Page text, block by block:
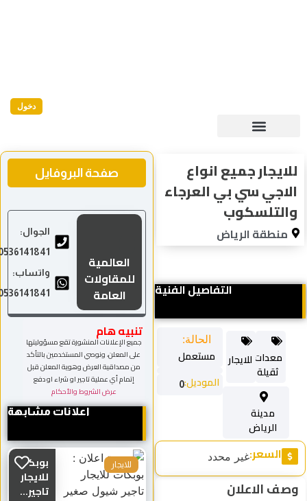
دخول
للايجار جميع انواع
الاجي سي بي العرجاء
والتلسكوب
منطقة الرياض
التفاصيل الفنية
الحالة:
مستعمل
الموديل:0
مدينة
الرياض
معدات
ثقيلة
للايجار
السعر:غير محدد
وصف الاعلان
صفحة البروفايل
العالمية
للمقاولات
العامة
الجوال:
0536141841
واتساب:
0536141841
تنبيه هام
جميع الإعلانات المنشورة تقع مسؤوليتها
على المعلن، ونوصي المستخدمين بالتأكد
من مصداقية العرض وهوية المعلن قبل
إتمام أي عملية تاجير او شراء او دفع
عرض الشروط والأحكام
اعلانات مشابهة
بوبكات
للايجار
تاجير...
للايجار